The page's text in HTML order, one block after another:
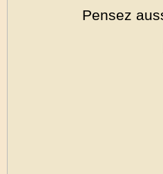
Pensez